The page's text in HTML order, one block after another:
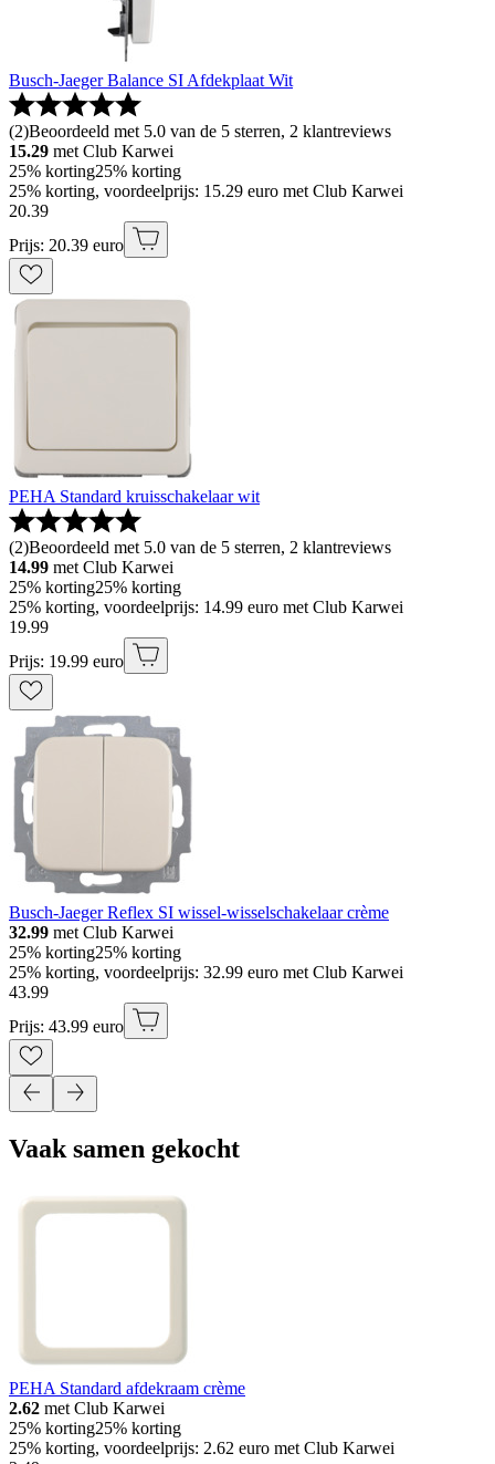
Busch-Jaeger Balance SI Afdekplaat Wit
(2)Beoordeeld met 5.0 van de 5 sterren, 2 klantreviews
15.29 met Club Karwei
25% korting25% korting
25% korting, voordeelprijs: 15.29 euro met Club Karwei
20.39
Prijs: 20.39 euro
PEHA Standard kruisschakelaar wit
(2)Beoordeeld met 5.0 van de 5 sterren, 2 klantreviews
14.99 met Club Karwei
25% korting25% korting
25% korting, voordeelprijs: 14.99 euro met Club Karwei
19.99
Prijs: 19.99 euro
Busch-Jaeger Reflex SI wissel-wisselschakelaar crème
32.99 met Club Karwei
25% korting25% korting
25% korting, voordeelprijs: 32.99 euro met Club Karwei
43.99
Prijs: 43.99 euro
Vaak samen gekocht
PEHA Standard afdekraam crème
2.62 met Club Karwei
25% korting25% korting
25% korting, voordeelprijs: 2.62 euro met Club Karwei